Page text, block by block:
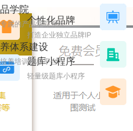
个性化品牌
打造企业独立品牌IP
题库小程序
轻量级题库小程序
学院
属的产品学院系统
体系建设
养培训考核平台